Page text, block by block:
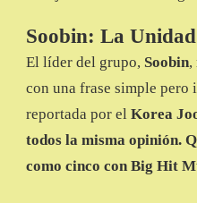
Soobin: La
El líder del grupo, Soobin,
con una frase simple pero
reportada por el Korea
todos la misma opinión.
como cinco con Big Hit